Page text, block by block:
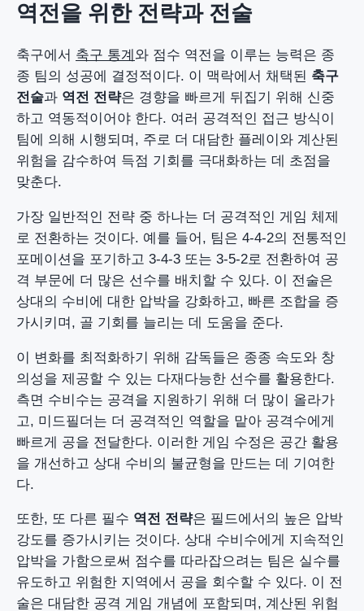
역전을 위한 전략과 전술
축구에서 축구 통계 와 점수 역전을 이루는 능력은 종
종 팀의 성공에 결정적이다. 이 맥락에서 채택된 축구
전술과 역전 전략은 경향을 빠르게 뒤집기 위해 신중
하고 역동적이어야 한다. 여러 공격적인 접근 방식이
팀에 의해 시행되며, 주로 더 대담한 플레이와 계산된
위험을 감수하여 득점 기회를 극대화하는 데 초점을
맞춘다.
가장 일반적인 전략 중 하나는 더 공격적인 게임 체제
로 전환하는 것이다. 예를 들어, 팀은 4-4-2의 전통적인
포메이션을 포기하고 3-4-3 또는 3-5-2로 전환하여 공
격 부문에 더 많은 선수를 배치할 수 있다. 이 전술은
상대의 수비에 대한 압박을 강화하고, 빠른 조합을 증
가시키며, 골 기회를 늘리는 데 도움을 준다.
이 변화를 최적화하기 위해 감독들은 종종 속도와 창
의성을 제공할 수 있는 다재다능한 선수를 활용한다.
측면 수비수는 공격을 지원하기 위해 더 많이 올라가
고, 미드필더는 더 공격적인 역할을 맡아 공격수에게
빠르게 공을 전달한다. 이러한 게임 수정은 공간 활용
을 개선하고 상대 수비의 불균형을 만드는 데 기여한
다.
또한, 또 다른 필수 역전 전략은 필드에서의 높은 압박
강도를 증가시키는 것이다. 상대 수비수에게 지속적인
압박을 가함으로써 점수를 따라잡으려는 팀은 실수를
유도하고 위험한 지역에서 공을 회수할 수 있다. 이 전
술은 대담한 공격 게임 개념에 포함되며, 계산된 위험